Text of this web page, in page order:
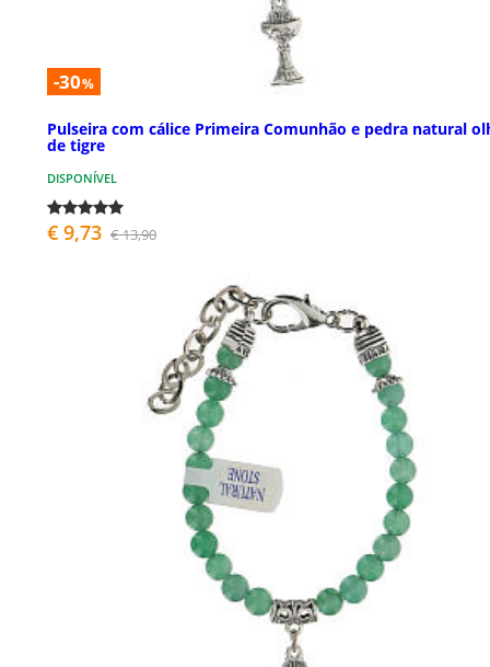
-30%
Pulseira com cálice Primeira Comunhão e pedra natural
de tigre
DISPONÍVEL
€ 9,73 € 13,90